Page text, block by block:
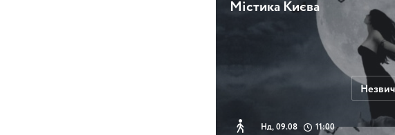
Містика Києва
Нд, 09.08 11:00